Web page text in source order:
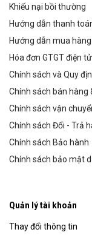
Khiếu nại bồi thường
Hướng dẫn thanh
Hướng dẫn mua hàng
Hóa đơn GTGT điện tử
Chính sách và Quy
Chính sách bán hàng
Chính sách vận
Chính sách Đổi - Trả
Chính sách Bảo hành
Chính sách bảo mật
Quản lý tài khoản
Thay đổi thông tin